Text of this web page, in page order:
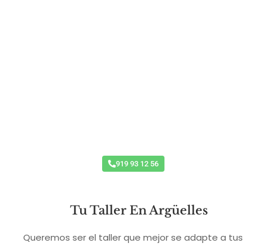
919 93 12 56
Tu Taller En Argüelles
Queremos ser el taller que mejor se adapte a tus